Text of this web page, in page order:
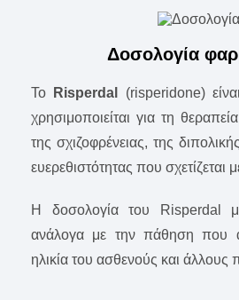
Δοσολογία
Το Risperdal
(risperidone)
χρησιμοποιείται για τη
της σχιζοφρένειας, της
ευερεθιστότητας που σχετίζεται
Η δοσολογία του Risperdal
ανάλογα με την πάθηση που
ηλικία του ασθενούς και άλλους